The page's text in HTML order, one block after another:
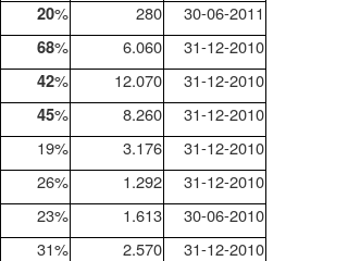
20% 280 30-06-2011
68% 6.060 31-12-2010
42% 12.070 31-12-2010
45% 8.260 31-12-2010
19% 3.176 31-12-2010
26% 1.292 31-12-2010
23% 1.613 30-06-2010
31% 2.570 31-12-2010